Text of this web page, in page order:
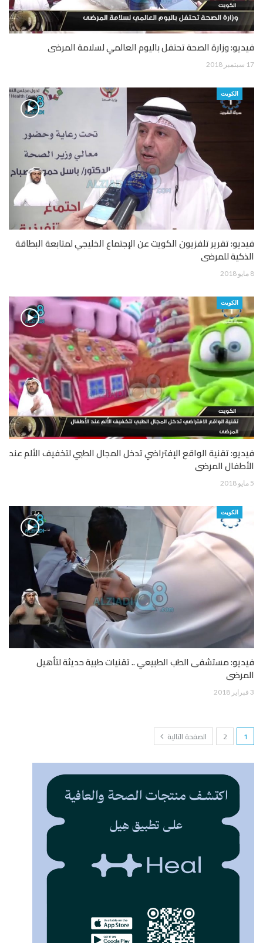
فيديو: وزارة الصحة تحتفل باليوم العالمي لسلامة المرضى
17 سبتمبر 2018
الكويت
فيديو: تقرير تلفزيون الكويت عن الإجتماع الخليجي لمتابعة البطاقة
الذكية للمرضى
8 مايو 2018
الكويت
فيديو: تقنية الواقع الإفتراضي تدخل المجال الطبي لتخفيف الألم عند
الأطفال المرضى
5 مايو 2018
الكويت
فيديو: مستشفى الطب الطبيعي .. تقنيات طبية حديثة لتأهيل
المرضى
3 فبراير 2018
1
2 الصفحة التالية